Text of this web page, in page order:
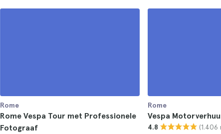
Rome
Rome Vespa Tour met Professionele
Fotograaf
Rome
Vespa
4.8 (1.406